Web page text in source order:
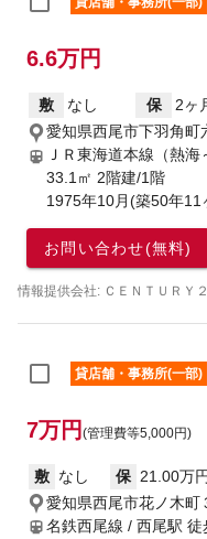
6.6万円
敷 なし 保 2ヶ
愛知県西尾市下羽角町
ＪＲ東海道本線（熱
33.1㎡ 2階建/1階
1975年10月(築50年11
お問い合わせ(無料)
情報提供会社: ＣＥＮＴＵＲ
貸店舗・事務所(一部)
7万円 (管理費等5,000円)
敷 なし 保 21.00万円
愛知県西尾市花ノ木町
名鉄西尾線 / 西尾駅 徒